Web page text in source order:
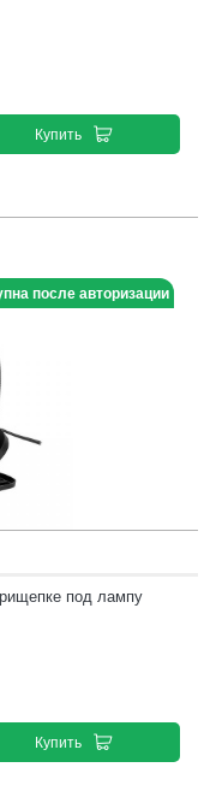
Купить
после авторизации
под лампу
Купить